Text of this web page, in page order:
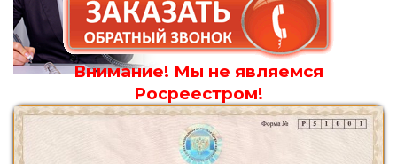
Внимание! Мы не являемся
Росреестром!